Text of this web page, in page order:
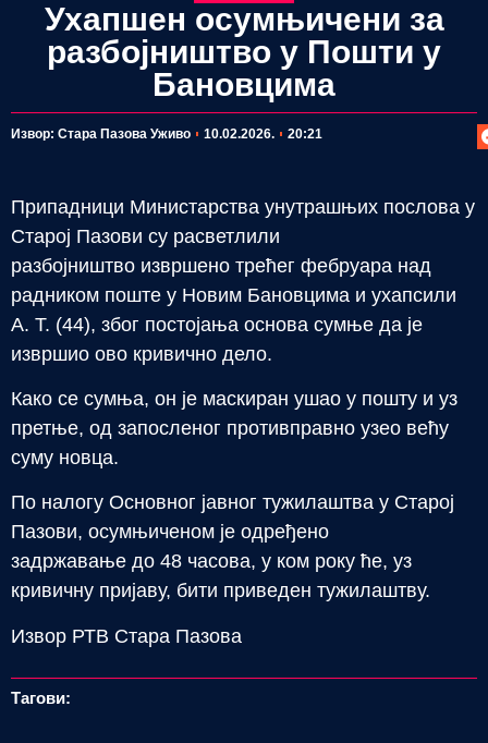
Ухапшен осумњичени за
разбојништво у Пошти у
Бановцима
Извор: Стара Пазова Уживо 10.02.2026. 20:21
Припадници Министарства унутрашњих послова у
Старој Пазови су расветлили
разбојништво извршено трећег фебруара над
радником поште у Новим Бановцима и ухапсили
А. Т. (44), због постојања основа сумње да је
извршио ово кривично дело.
Како се сумња, он је маскиран ушао у пошту и уз
претње, од запосленог противправно узео већу
суму новца.
По налогу Основног јавног тужилаштва у Старој
Пазови, осумњиченом је одређено
задржавање до 48 часова, у ком року ће, уз
кривичну пријаву, бити приведен тужилаштву.
Извор РТВ Стара Пазова
Тагови: